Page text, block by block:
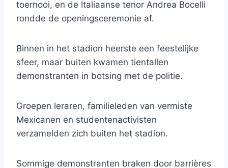
toernooi, en de Italiaanse tenor Andrea Bocelli
rondde de openingsceremonie af.
Binnen in het stadion heerste een feestelijke
sfeer, maar buiten kwamen tientallen
demonstranten in botsing met de politie.
Groepen leraren, familieleden van vermiste
Mexicanen en studentenactivisten
verzamelden zich buiten het stadion.
Sommige demonstranten braken door barrières